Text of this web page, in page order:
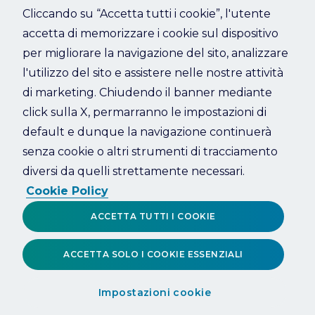
Refresh
Cliccando su “Accetta tutti i cookie”, l'utente
accetta di memorizzare i cookie sul dispositivo
per migliorare la navigazione del sito, analizzare
l'utilizzo del sito e assistere nelle nostre attività
di marketing. Chiudendo il banner mediante
click sulla X, permarranno le impostazioni di
default e dunque la navigazione continuerà
senza cookie o altri strumenti di tracciamento
diversi da quelli strettamente necessari.
Cookie Policy
Impostazioni cookie
ACCETTA SOLO I COOKIE ESSENZIALI
ACCETTA TUTTI I COOKIE